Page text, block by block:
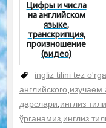
Цифры и числа
на английском
языке,
транскрипция,
произношение
(видео)
ingliz tilini tez
английского изучаем
дарслари инглиз
ўрганамиз, инглиз